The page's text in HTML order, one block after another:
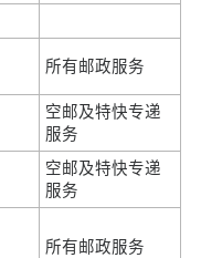
所有邮政服务
空邮及特快专递
服务
空邮及特快专递
服务
所有邮政服务